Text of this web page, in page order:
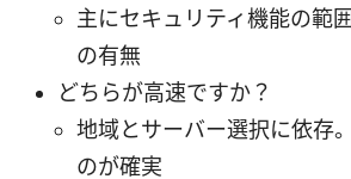
主にセキュリティ機能の範
の有無
どちらが高速ですか？
地域とサーバー選択に依存
のが確実